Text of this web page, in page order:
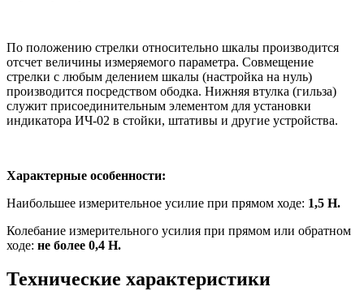
По положению стрелки относительно шкалы производится
отсчет величины измеряемого параметра. Совмещение
стрелки с любым делением шкалы (настройка на нуль)
производится посредством ободка. Нижняя втулка (гильза)
служит присоединительным элементом для установки
индикатора ИЧ-02 в стойки, штативы и другие устройства.
Характерные особенности:
Наибольшее измерительное усилие при прямом ходе: 1,5 Н.
Колебание измерительного усилия при прямом или обратном
ходе: не более 0,4 Н.
Технические характеристики